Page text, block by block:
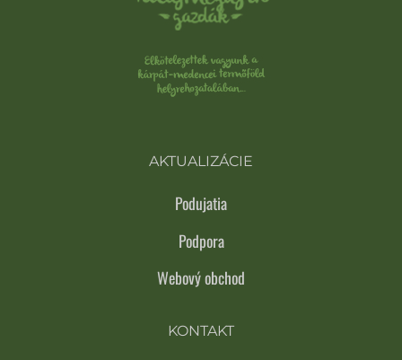
AKTUALIZÁCIE
Podujatia
Podpora
Webový obchod
KONTAKT